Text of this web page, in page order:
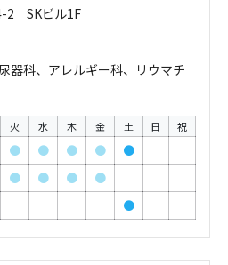
2 SKビル1F
器科、アレルギー科、リウマチ
火 水 木 金 土 日 祝
● ● ● ●
●
● ● ●
●
●